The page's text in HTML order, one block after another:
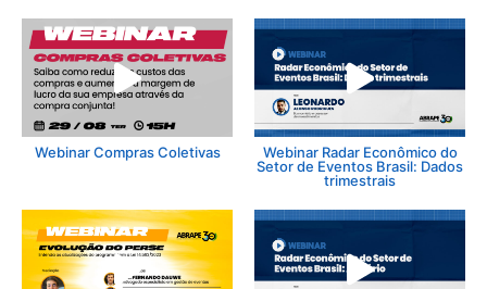
Webinar Compras Coletivas
Webinar Radar Econômico do
Setor de Eventos Brasil: Dados
trimestrais